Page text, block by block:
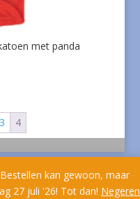
kan gewoon, maar
27 juli '26! Tot dan! Negeren
met panda
3 4